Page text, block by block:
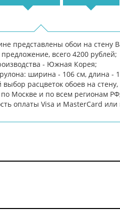
представлены обои на стену
всего 4200 рублей;
- Южная Корея;
ширина - 106 см, длина -
расцветок обоев на
Москве и по всем регионам
оплаты Visa и MasterCard